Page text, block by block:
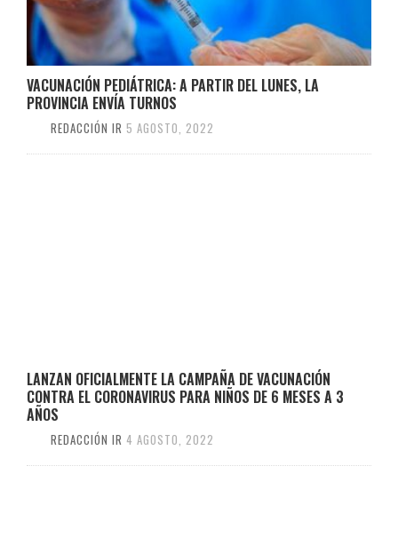
VACUNACIÓN PEDIÁTRICA: A PARTIR DEL LUNES, LA
PROVINCIA ENVÍA TURNOS
REDACCIÓN IR 5 AGOSTO, 2022
LANZAN OFICIALMENTE LA CAMPAÑA DE VACUNACIÓN
CONTRA EL CORONAVIRUS PARA NIÑOS DE 6 MESES A 3
AÑOS
REDACCIÓN IR 4 AGOSTO, 2022